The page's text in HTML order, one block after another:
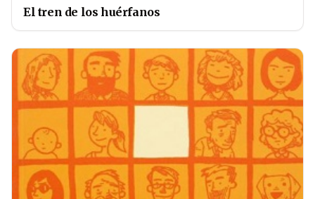
El tren de los huérfanos